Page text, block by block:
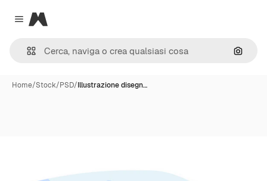
Close menu
Magnific
Cerca
Home/Stock/PSD/Illustrazione disegn…